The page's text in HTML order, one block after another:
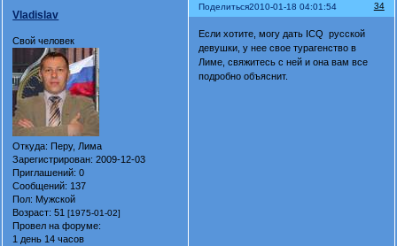
Поделиться 34
2010-01-18 04:01:54
Vladislav
Свой человек
Откуда: Перу, Лима
Зарегистрирован: 2009-12-03
Приглашений: 0
Сообщений: 137
Пол: Мужской
Возраст: 51[1975-01-02]
Провел на форуме:
1 день 14 часов
Если хотите, могу дать ICQ русской
девушки, у нее свое турагенство в
Лиме, свяжитесь с ней и она вам все
подробно объяснит.